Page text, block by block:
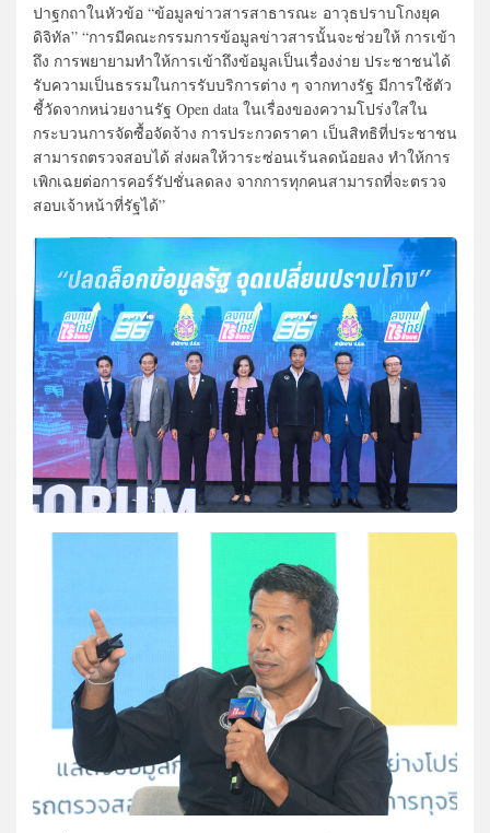
ปาฐกถาในหัวข้อ “ข้อมูลข่าวสารสาธารณะ อาวุธปราบโกงยุค
ดิจิทัล” “การมีคณะกรรมการข้อมูลข่าวสารนั้นจะช่วยให้ การเข้า
ถึง การพยายามทำให้การเข้าถึงข้อมูลเป็นเรื่องง่าย ประชาชนได้
รับความเป็นธรรมในการรับบริการต่าง ๆ จากทางรัฐ มีการใช้ตัว
ชี้วัดจากหน่วยงานรัฐ Open data ในเรื่องของความโปร่งใสใน
กระบวนการจัดซื้อจัดจ้าง การประกวดราคา เป็นสิทธิที่ประชาชน
สามารถตรวจสอบได้ ส่งผลให้วาระซ่อนเร้นลดน้อยลง ทำให้การ
เพิกเฉยต่อการคอร์รัปชั่นลดลง จากการทุกคนสามารถที่จะตรวจ
สอบเจ้าหน้าที่รัฐได้”